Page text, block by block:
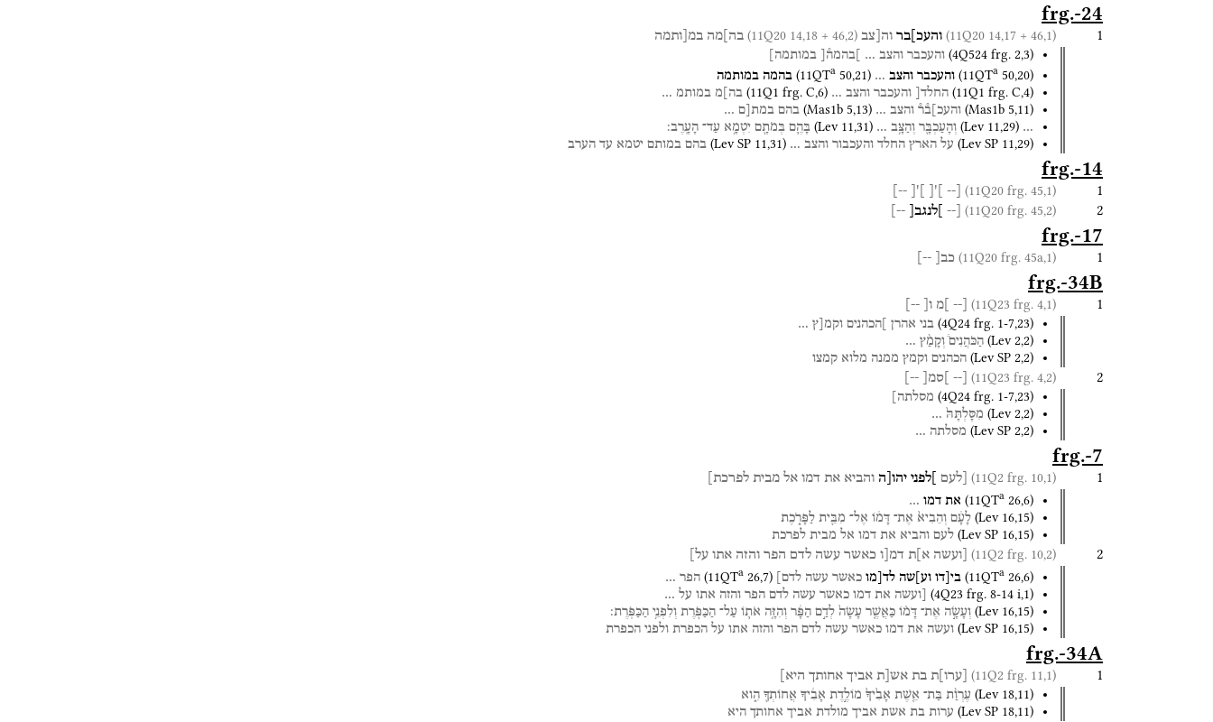
frg.-24
1
(11Q20 14,17 + 46,1) והעכ]בר וה[צב (11Q20 14,18 + 46,2) בה]מה במ[ותמה
(4Q524 frg. 2,3) והעכבר והצב … ]בהמה֯[ במותמה]
(11QTa 50,20) והעכבר והצב …
(11QTa 50,21) בהמה במותמה
(11Q1 frg. C,4) החלד[ והעכבר והצב …
(11Q1 frg. C,6) בה]מ במותמ …
(Mas1b 5,11) והעכ]ב֯ר֯ והצב …
(Mas1b 5,13) בהם במת[ם …
…
(Lev 11,29) וְהָעַכְבָּ֖ר וְהַצָּ֥ב …
(Lev 11,31) בָּהֶ֛ם בְּמֹתָ֖ם יִטְמָ֥א עַד־ הָעָֽרֶב׃
(Lev SP 11,29) על הארץ החלד והעכבור והצב …
(Lev SP 11,31) בהם במותם יטמא עד הערב
frg.-14
1
(11Q20 frg. 45,1)
[--
]'
'[
--]
2
(11Q20 frg. 45,2)
[-- ]לנגב[ --]
frg.-17
1
(11Q20 frg. 45a,1) כב[ --]
frg.-34B
1
(11Q23 frg. 4,1)
[-- ]מ ו[ --]
(4Q24 frg. 1-7,23) בני אהרן ]הכהנים וקמ[ץ …
(Lev 2,2) הַכֹּהֲנִים֒ וְקָמַ֨ץ …
(Lev SP 2,2) הכהנים וקמץ ממנה מלוא קמצו
2
(11Q23 frg. 4,2)
[-- ]סמ[ --]
(4Q24 frg. 1-7,23) מסלתה]
(Lev 2,2) מִסָּלְתָּהּ֙ …
(Lev SP 2,2) מסלתה …
frg.-7
1
(11Q2 frg. 10,1) [לעם ]לפני יהו[ה והביא את דמו אל מבית לפרכת]
(11QTa 26,6) את דמו …
(Lev 16,15) לָעָ֔ם וְהֵבִיא֙ אֶת־ דָּמ֔וֹ אֶל־ מִבֵּ֖ית לַפָּרֹ֑כֶת
(Lev SP 16,15) לעם והביא את דמו אל מבית לפרכת
2
(11Q2 frg. 10,2) [ועשה א]ת דמ[ו כאשר עשה לדם הפר והזה אתו על]
(11QTa 26,6) בי[דו וע]שה לד[מו כאשר עשה לדם] (11QTa 26,7) הפר …
(4Q23 frg. 8-14 i,1) [ועשה את דמו כאשר עשה לדם הפר והזה אתו על …
(Lev 16,15) וְעָשָׂ֣ה אֶת־ דָּמ֗וֹ כַּאֲשֶׁ֤ר עָשָׂה֙ לְדַ֣ם הַפָּ֔ר וְהִזָּ֥ה אֹת֛וֹ עַל־ הַכַּפֹּ֖רֶת וְלִפְנֵ֥י הַכַּפֹּֽרֶת׃
(Lev SP 16,15) ועשה את דמו כאשר עשה לדם הפר והזה אתו על הכפרת ולפני הכפרת
frg.-34A
1
(11Q2 frg. 11,1) ערו ת בת אש[ת אביך אחותך היא]
(Lev 18,11) עֶרְוַ֨ת בַּת־ אֵ֤שֶׁת אָבִ֙יךָ֙ מוֹלֶ֣דֶת אָבִ֔יךָ אֲחוֹתְךָ֖ הִ֑וא
(Lev SP 18,11) ערות בת אשת אביך מולדת אביך אחותך היא